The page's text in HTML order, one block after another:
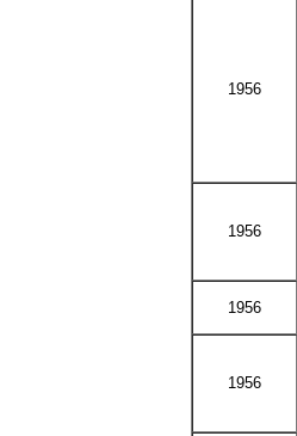
1956
1956
1956
1956